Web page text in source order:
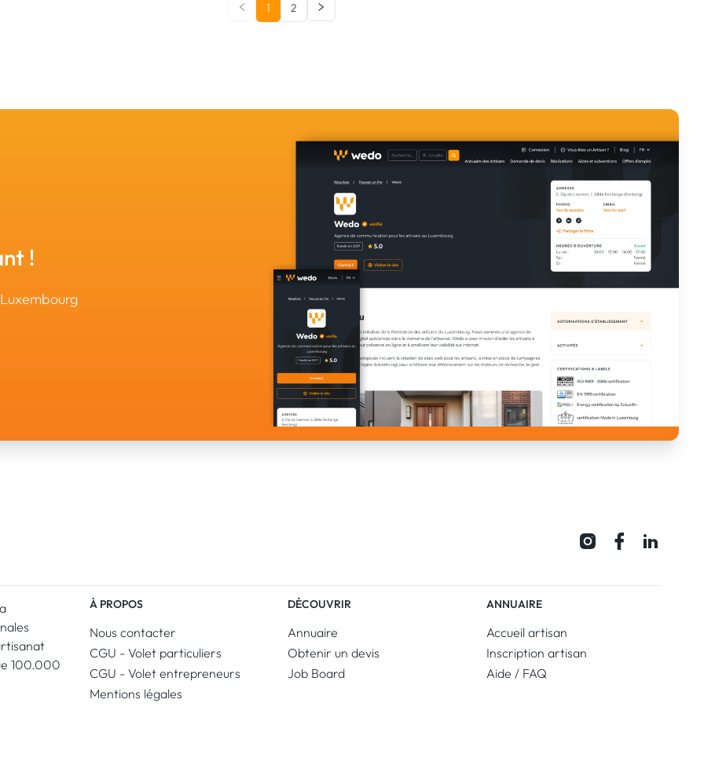
1 2
!
100.000
À PROPOS
Nous contacter
CGU - Volet particuliers
CGU - Volet entrepreneurs
Mentions légales
DÉCOUVRIR
Annuaire
Obtenir un devis
Job Board
ANNUAIRE
Accueil artisan
Inscription artisan
Aide / FAQ